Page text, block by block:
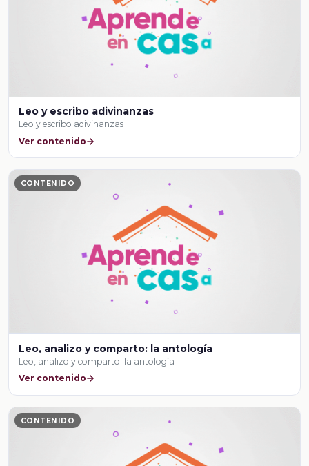
Leo y escribo adivinanzas
Leo y escribo adivinanzas
Ver contenido
CONTENIDO
Leo, analizo y comparto: la antología
Leo, analizo y comparto: la antología
Ver contenido
CONTENIDO